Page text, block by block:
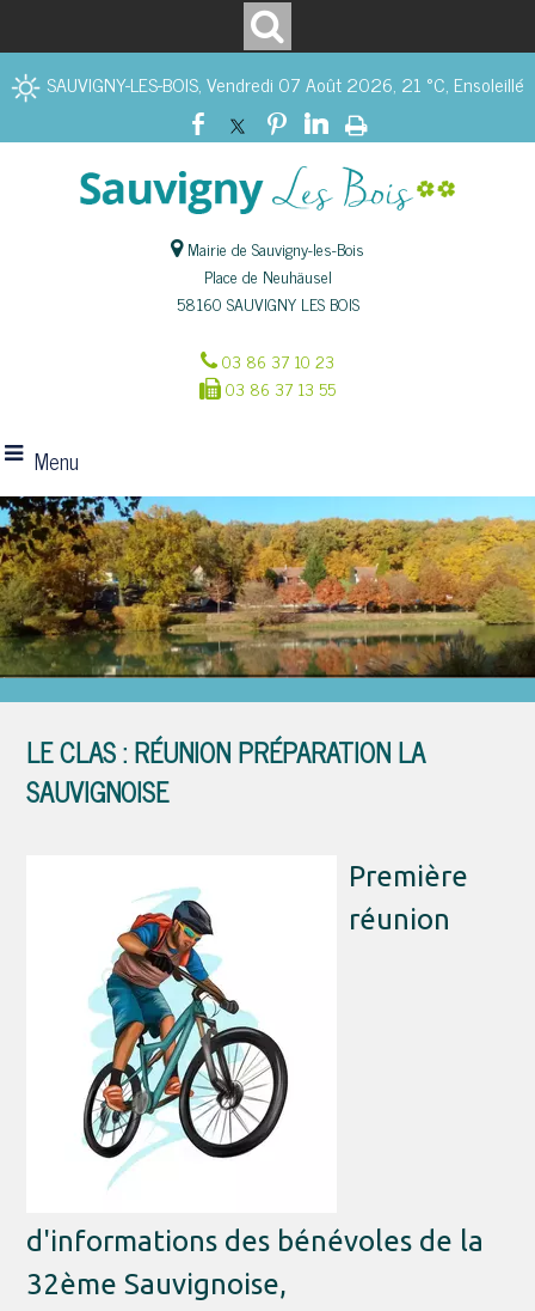
SAUVIGNY-LES-BOIS, Vendredi 07 Août 2026, 21 °C, Ensoleillé
Mairie de Sauvigny-les-Bois
Place de Neuhäusel
58160 SAUVIGNY LES BOIS
03 86 37 10 23
03 86 37 13 55
Menu
LE CLAS : RÉUNION PRÉPARATION LA
SAUVIGNOISE
Première
réunion
d'informations des bénévoles de la
32ème Sauvignoise,